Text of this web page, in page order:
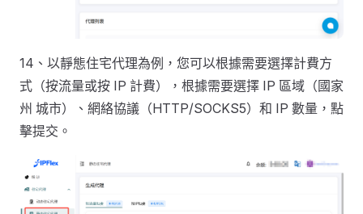
14、以靜態住宅代理為例，您可以根據需要選擇計費方
式（按流量或按 IP 計費），根據需要選擇 IP 區域（國家
州 城市）、網絡協議（HTTP/SOCKS5）和 IP 數量，點
擊提交。